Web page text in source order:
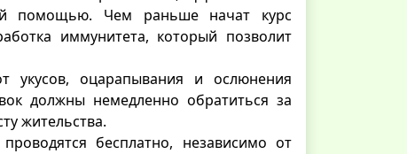
помощью. Чем раньше начат курс
иммунитета, который позволит
укусов, оцарапывания и ослюнения
должны немедленно обратиться за
жительства.
бесплатно, независимо от